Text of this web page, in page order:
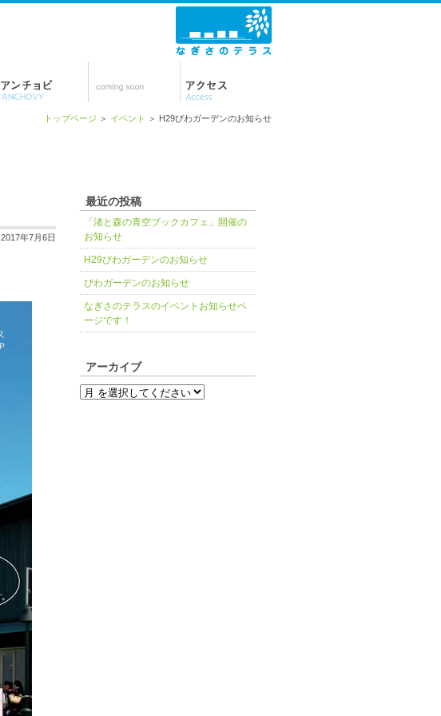
トップページ ＞ イベント ＞ H29びわガーデンのお知らせ
2017年7月6日
最近の投稿
「渚と森の青空ブックカフェ」開催の
お知らせ
H29びわガーデンのお知らせ
びわガーデンのお知らせ
なぎさのテラスのイベントお知らせペ
ージです！
アーカイブ